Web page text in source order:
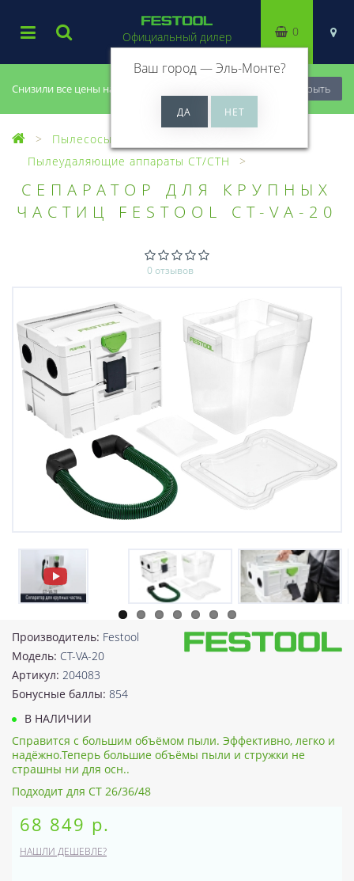
Снизили все цены на 20%, успей купить! Закрыть
Официальный дилер
Ваш город —Эль-Монте?
0
Пылесосы
Пылеудаляющие аппараты CT/CTH
СЕПАРАТОР ДЛЯ КРУПНЫХ
ЧАСТИЦ FESTOOL CT-VA-20
0 отзывов
Производитель: Festool
Модель: CT-VA-20
Артикул: 204083
Бонусные баллы: 854
В НАЛИЧИИ
Справится с большим объёмом пыли. Эффективно, легко и
надёжно.Теперь большие объёмы пыли и стружки не
страшны ни для осн..
Подходит для CT 26/36/48
68 849 р.
НАШЛИ ДЕШЕВЛЕ?